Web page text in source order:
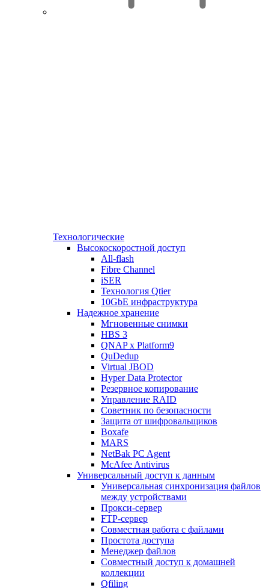
Технологические
Высокоскоростной доступ
All-flash
Fibre Channel
iSER
Технология Qtier
10GbE инфраструктура
Надежное хранение
Мгновенные снимки
HBS 3
QNAP x Platform9
QuDedup
Virtual JBOD
Hyper Data Protector
Резервное копирование
Управление RAID
Советник по безопасности
Защита от шифровальщиков
Boxafe
MARS
NetBak PC Agent
McAfee Antivirus
Универсальный доступ к данным
Универсальная синхронизация файлов
между устройствами
Прокси-сервер
FTP-сервер
Совместная работа с файлами
Простота доступа
Менеджер файлов
Совместный доступ к домашней
коллекции
Qfiling